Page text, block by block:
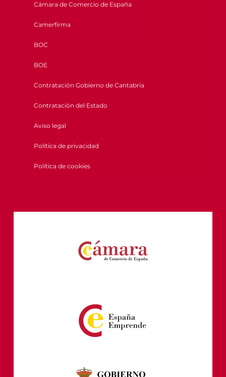
Cámara de Comercio de España
Camerfirma
BOC
BOE
Contratación Gobierno de Cantabria
Contratación del Estado
Aviso legal
Política de privacidad
Política de cookies